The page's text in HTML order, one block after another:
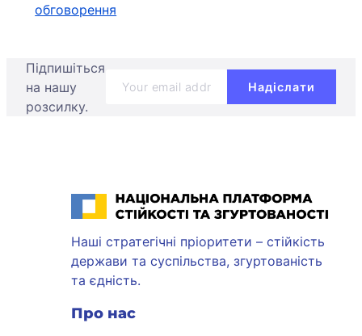
обговорення
Підпишіться
на нашу
розсилку.
Національна платформа стійкості та згуртованості
Наші стратегічні пріоритети – стійкість
держави та суспільства, згуртованість
та єдність.
Про нас